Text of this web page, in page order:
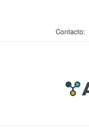
Contacto: